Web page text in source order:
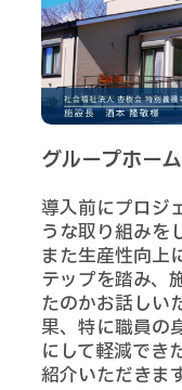
グループホー
導入前にプロジ
うな取り組みを
また生産性向上
テップを踏み、
たのかお話しい
果、特に職員の
にして軽減でき
紹介いただきます